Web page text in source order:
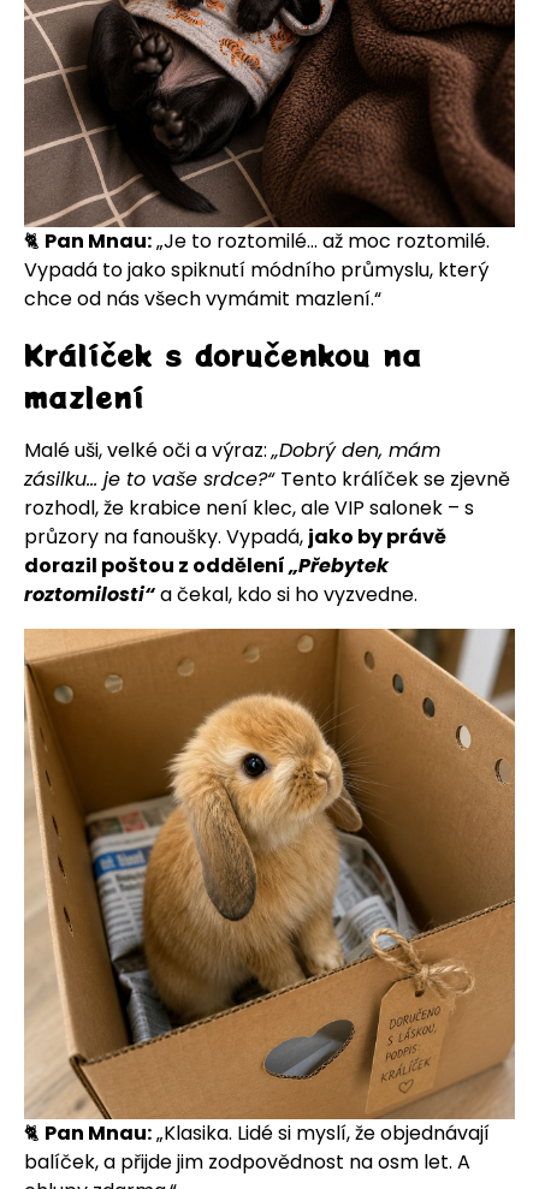
🐈 Pan Mnau:„Je to roztomilé… až moc roztomilé.
Vypadá to jako spiknutí módního průmyslu, který
chce od nás všech vymámit mazlení.“
Králíček s doručenkou na
mazlení
Malé uši, velké oči a výraz:„Dobrý den, mám
zásilku… je to vaše srdce?“ Tento králíček se zjevně
rozhodl, že krabice není klec, ale VIP salonek – s
průzory na fanoušky. Vypadá, jako by právě
dorazil poštou z oddělení„Přebytek
roztomilosti“a čekal, kdo si ho vyzvedne.
🐈 Pan Mnau:„Klasika. Lidé si myslí, že objednávají
balíček, a přijde jim zodpovědnost na osm let. A